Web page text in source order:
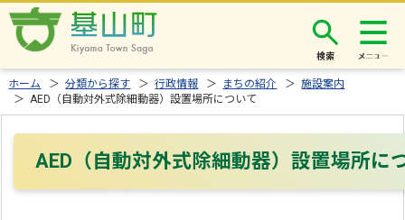
検索
ホーム ＞分類から探す ＞行政情報 ＞ まちの紹介 ＞施設案内
＞ AED（自動対外式除細動器）設置場所について
AED（自動対外式除細動器）設置場所に